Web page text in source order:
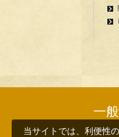
一
〒
当サイトでは、利便性